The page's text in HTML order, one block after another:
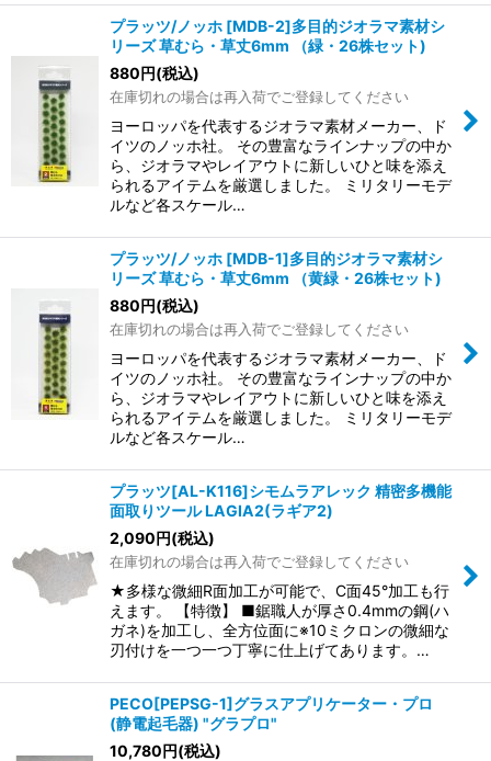
プラッツ/ノッホ [MDB-2]多目的ジオラマ素材シ
リーズ 草むら・草丈6mm （緑・26株セット)
880円(税込)
在庫切れの場合は再入荷でご登録してください
ヨーロッパを代表するジオラマ素材メーカー、ド
イツのノッホ社。 その豊富なラインナップの中か
ら、ジオラマやレイアウトに新しいひと味を添え
られるアイテムを厳選しました。 ミリタリーモデ
ルなど各スケール…
プラッツ/ノッホ [MDB-1]多目的ジオラマ素材シ
リーズ 草むら・草丈6mm （黄緑・26株セット)
880円(税込)
在庫切れの場合は再入荷でご登録してください
ヨーロッパを代表するジオラマ素材メーカー、ド
イツのノッホ社。 その豊富なラインナップの中か
ら、ジオラマやレイアウトに新しいひと味を添え
られるアイテムを厳選しました。 ミリタリーモデ
ルなど各スケール…
プラッツ[AL-K116]シモムラアレック 精密多機能
面取りツール LAGIA2(ラギア2)
2,090円(税込)
在庫切れの場合は再入荷でご登録してください
★多様な微細R面加工が可能で、C面45°加工も行
えます。 【特徴】 ■鋸職人が厚さ0.4mmの鋼(ハ
ガネ)を加工し、全方位面に※10ミクロンの微細な
刃付けを一つ一つ丁寧に仕上げてあります。…
PECO[PEPSG-1]グラスアプリケーター・プロ
(静電起毛器) "グラプロ"
10,780円(税込)